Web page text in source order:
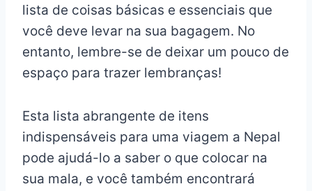
lista de coisas básicas e essenciais que
você deve levar na sua bagagem. No
entanto, lembre-se de deixar um pouco de
espaço para trazer lembranças!
Esta lista abrangente de itens
indispensáveis para uma viagem a Nepal
pode ajudá-lo a saber o que colocar na
sua mala, e você também encontrará